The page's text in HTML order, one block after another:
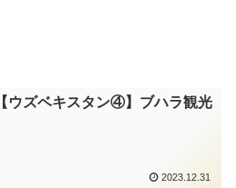
【ウズベキスタン④】ブハラ観光
2023.12.31